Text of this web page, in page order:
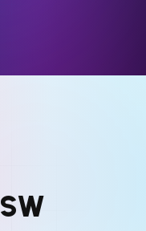
SW